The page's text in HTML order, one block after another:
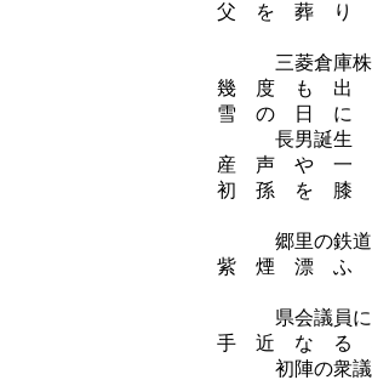
父 を 葬 り
三菱倉庫株
幾 度 も 出
雪 の 日 に
長男誕生
産 声 や 一
初 孫 を 膝
郷里の鉄道問
紫 煙 漂 ふ
県会議員に
手 近 な る
初陣の衆議